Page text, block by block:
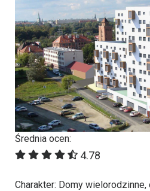
Średnia ocen:
4.78
Charakter: Domy wielorodzinne,